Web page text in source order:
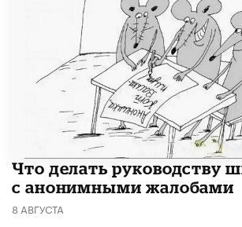
Что делать руководству
с анонимными жалобами
8 АВГУСТА